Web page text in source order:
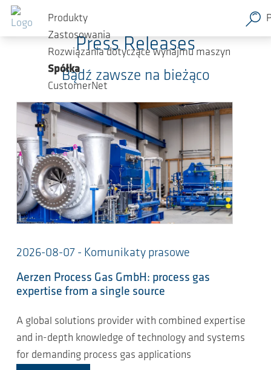
Przejdź do głównej zawartości
Produkty
Zastosowania
Rozwiązania dotyczące wynajmu maszyn
Spółka
CustomerNet
Press Releases
Bądź zawsze na bieżąco
2026-08-07 - Komunikaty prasowe
Aerzen Process Gas GmbH: process gas
expertise from a single source
A global solutions provider with combined expertise
and in-depth knowledge of technology and systems
for demanding process gas applications